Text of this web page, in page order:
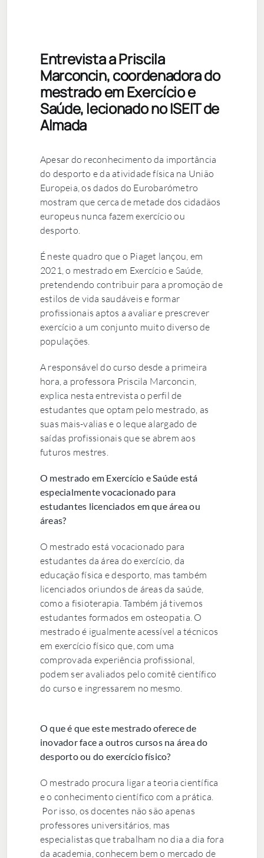
Entrevista a Priscila
Marconcin, coordenadora do
mestrado em Exercício e
Saúde, lecionado no ISEIT de
Almada
Apesar do reconhecimento da importância
do desporto e da atividade física na União
Europeia, os dados do Eurobarómetro
mostram que cerca de metade dos cidadãos
europeus nunca fazem exercício ou
desporto.
É neste quadro que o Piaget lançou, em
2021, o mestrado em Exercício e Saúde,
pretendendo contribuir para a promoção de
estilos de vida saudáveis e formar
profissionais aptos a avaliar e prescrever
exercício a um conjunto muito diverso de
populações.
A responsável do curso desde a primeira
hora, a professora Priscila Marconcin,
explica nesta entrevista o perfil de
estudantes que optam pelo mestrado, as
suas mais-valias e o leque alargado de
saídas profissionais que se abrem aos
futuros mestres.
O mestrado em Exercício e Saúde está
especialmente vocacionado para
estudantes licenciados em que área ou
áreas?
O mestrado está vocacionado para
estudantes da área do exercício, da
educação física e desporto, mas também
licenciados oriundos de áreas da saúde,
como a fisioterapia. Também já tivemos
estudantes formados em osteopatia. O
mestrado é igualmente acessível a técnicos
em exercício físico que, com uma
comprovada experiência profissional,
podem ser avaliados pelo comitê científico
do curso e ingressarem no mesmo.
O que é que este mestrado oferece de
inovador face a outros cursos na área do
desporto ou do exercício físico?
O mestrado procura ligar a teoria científica
e o conhecimento científico com a prática.
Por isso, os docentes não são apenas
professores universitários, mas
especialistas que trabalham no dia a dia fora
da academia, conhecem bem o mercado de